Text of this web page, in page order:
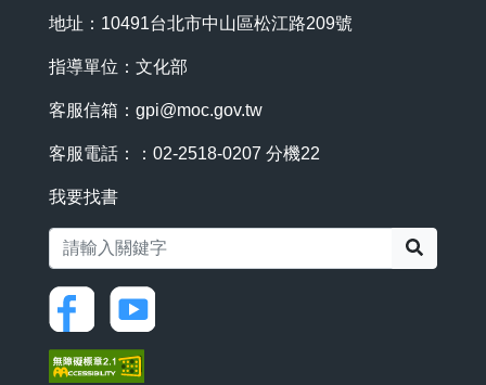
地址：10491台北市中山區松江路209號
指導單位：文化部
客服信箱： gpi@moc.gov.tw
客服電話：：02-2518-0207 分機22
我要找書